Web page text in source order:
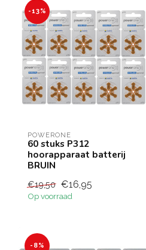
-13%
POWERONE
60 stuks P312
hoorapparaat batterij
BRUIN
€19,50 €16,95
Op voorraad
-8%